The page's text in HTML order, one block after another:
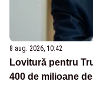
8 aug. 2026, 10:42
Lovitură pentru
400 de milioane